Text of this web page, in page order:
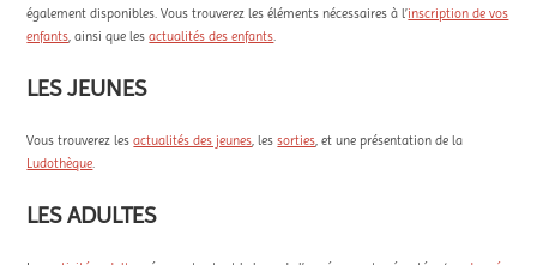
également disponibles. Vous trouverez les éléments nécessaires à l’inscription de vos
enfants, ainsi que lesactualités des enfants.
LES JEUNES
Vous trouverez lesactualités des jeunes, lessorties, et une présentation de la
Ludothèque.
LES ADULTES